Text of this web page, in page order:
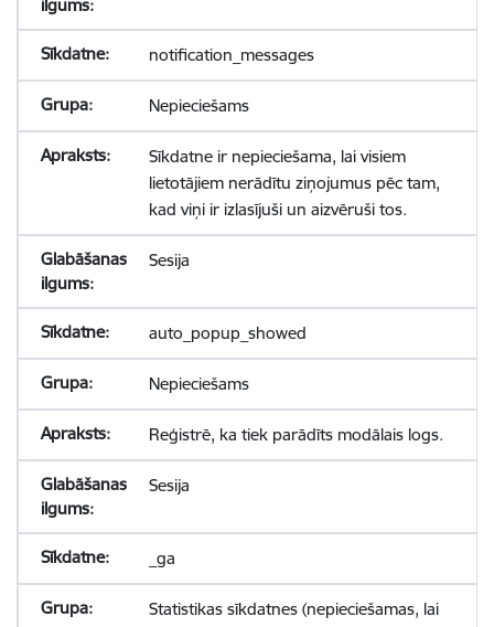
notification_messages
Nepieciešams
Sīkdatne ir nepieciešama, lai visiem
lietotājiem nerādītu ziņojumus pēc tam,
kad viņi ir izlasījuši un aizvēruši tos.
Sesija
auto_popup_showed
Nepieciešams
Reģistrē, ka tiek parādīts modālais logs.
Sesija
_ga
Statistikas sīkdatnes (nepieciešamas, lai